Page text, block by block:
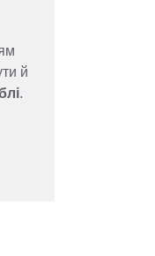
й
.